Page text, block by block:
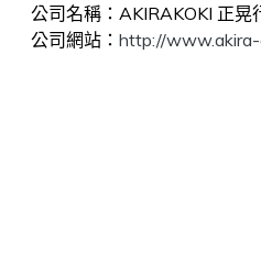
公司名稱：AKIRAKOKI 正晃
公司網站： http://